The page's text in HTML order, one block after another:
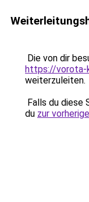
Die von dir
https://vorota-
weiterzuleiten.
Falls du diese
du zur